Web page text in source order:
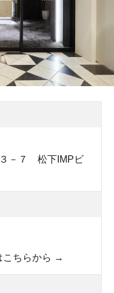
－７ 松下IMPビ
こちらから →